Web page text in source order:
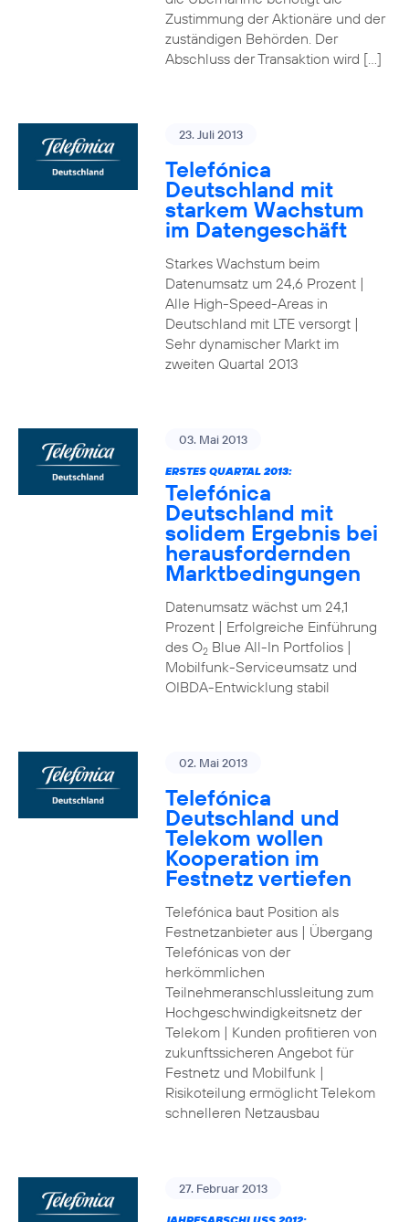
Zustimmung der Aktionäre und der
zuständigen Behörden. Der
Abschluss der Transaktion wird […]
23. Juli 2013
Telefónica
Deutschland mit
starkem Wachstum
im Datengeschäft
Starkes Wachstum beim
Datenumsatz um 24,6 Prozent |
Alle High-Speed-Areas in
Deutschland mit LTE versorgt |
Sehr dynamischer Markt im
zweiten Quartal 2013
03. Mai 2013
ERSTES QUARTAL 2013:
Telefónica
Deutschland mit
solidem Ergebnis bei
herausfordernden
Marktbedingungen
Datenumsatz wächst um 24,1
Prozent | Erfolgreiche Einführung
des O2Blue All-In Portfolios |
Mobilfunk-Serviceumsatz und
OIBDA-Entwicklung stabil
02. Mai 2013
Telefónica
Deutschland und
Telekom wollen
Kooperation im
Festnetz vertiefen
Telefónica baut Position als
Festnetzanbieter aus | Übergang
Telefónicas von der
herkömmlichen
Teilnehmeranschlussleitung zum
Hochgeschwindigkeitsnetz der
Telekom | Kunden profitieren von
zukunftssicheren Angebot für
Festnetz und Mobilfunk |
Risikoteilung ermöglicht Telekom
schnelleren Netzausbau
27. Februar 2013